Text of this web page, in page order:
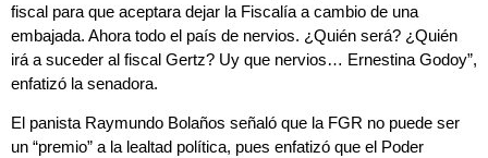
fiscal para que aceptara dejar la Fiscalía a cambio de una
embajada. Ahora todo el país de nervios. ¿Quién será? ¿Quién
irá a suceder al fiscal Gertz? Uy que nervios… Ernestina Godoy”,
enfatizó la senadora.
El panista Raymundo Bolaños señaló que la FGR no puede ser
un “premio” a la lealtad política, pues enfatizó que el Poder